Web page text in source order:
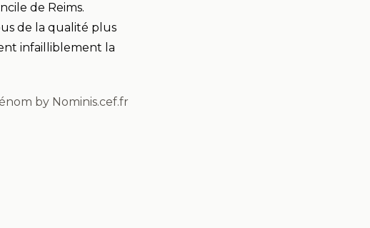
de Reims.
de la qualité plus
infailliblement la
by Nominis.cef.fr